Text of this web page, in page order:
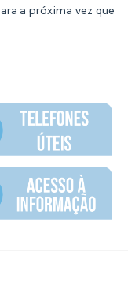
a próxima vez que